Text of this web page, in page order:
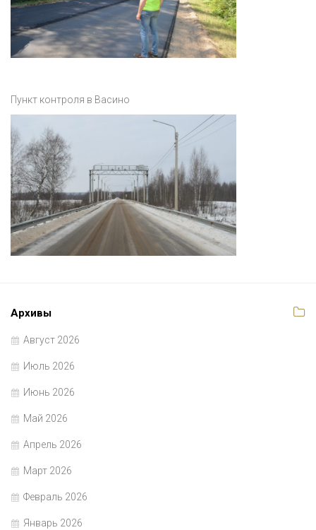
Пункт контроля в Васино
Архивы
Август 2026
Июль 2026
Июнь 2026
Май 2026
Апрель 2026
Март 2026
Февраль 2026
Январь 2026